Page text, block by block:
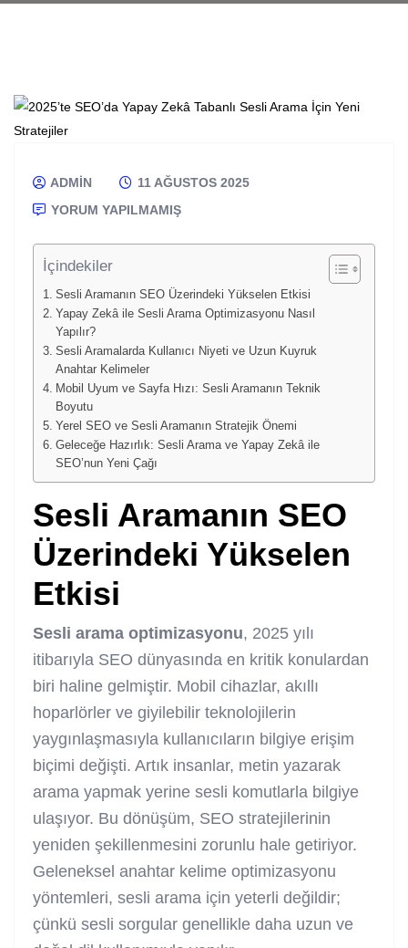
ADMIN
11 AĞUSTOS 2025
YORUM YAPILMAMIŞ
İçindekiler
Sesli Aramanın SEO Üzerindeki Yükselen Etkisi
Yapay Zekâ ile Sesli Arama Optimizasyonu Nasıl
Yapılır?
Sesli Aramalarda Kullanıcı Niyeti ve Uzun Kuyruk
Anahtar Kelimeler
Mobil Uyum ve Sayfa Hızı: Sesli Aramanın Teknik
Boyutu
Yerel SEO ve Sesli Aramanın Stratejik Önemi
Geleceğe Hazırlık: Sesli Arama ve Yapay Zekâ ile
SEO’nun Yeni Çağı
Sesli Aramanın SEO
Üzerindeki Yükselen
Etkisi
Sesli arama optimizasyonu, 2025 yılı
itibarıyla SEO dünyasında en kritik konulardan
biri haline gelmiştir. Mobil cihazlar, akıllı
hoparlörler ve giyilebilir teknolojilerin
yaygınlaşmasıyla kullanıcıların bilgiye erişim
biçimi değişti. Artık insanlar, metin yazarak
arama yapmak yerine sesli komutlarla bilgiye
ulaşıyor. Bu dönüşüm, SEO stratejilerinin
yeniden şekillenmesini zorunlu hale getiriyor.
Geleneksel anahtar kelime optimizasyonu
yöntemleri, sesli arama için yeterli değildir;
çünkü sesli sorgular genellikle daha uzun ve